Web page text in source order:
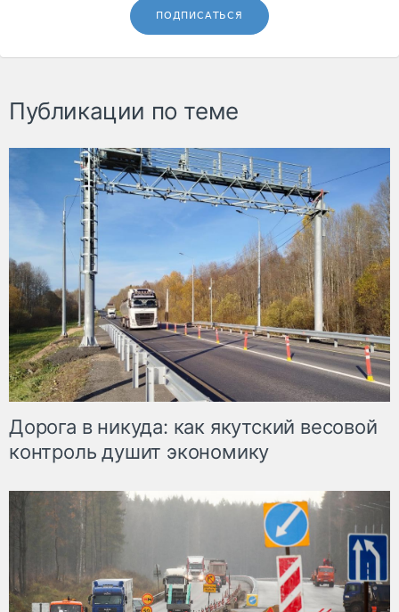
ПОДПИСАТЬСЯ
Публикации по теме
Дорога в никуда: как якутский весовой
контроль душит экономику